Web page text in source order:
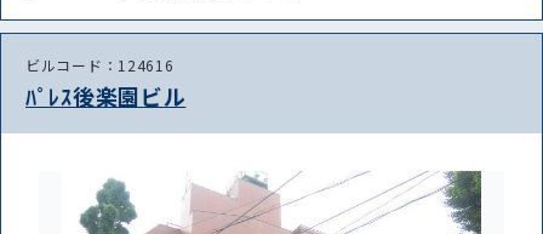
ビルコード：124616
ﾊﾟﾚｽ後楽園ビル